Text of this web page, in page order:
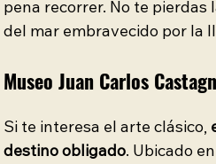
pena recorrer. No te
del mar embravecido por la
Museo Juan Carlos
Si te interesa el arte clásico,
destino obligado. Ubicado